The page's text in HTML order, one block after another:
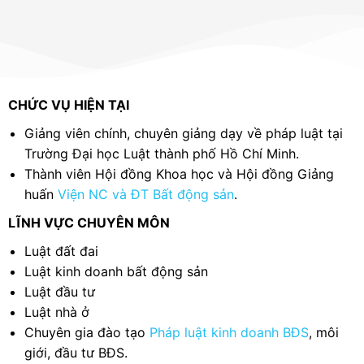
CHỨC VỤ HIỆN TẠI
Giảng viên chính, chuyên giảng dạy về pháp luật tại
Trường Đại học Luật thành phố Hồ Chí Minh.
Thành viên Hội đồng Khoa học và Hội đồng Giảng
huấn Viện NC và ĐT Bất động sản.
LĨNH VỰC CHUYÊN MÔN
Luật đất đai
Luật kinh doanh bất động sản
Luật đầu tư
Luật nhà ở
Chuyên gia đào tạo Pháp luật kinh doanh BĐS, môi
giới, đầu tư BĐS.